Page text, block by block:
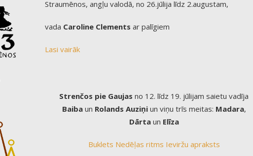
Straumēnos, angļu valodā, no 26.jūlija līdz 2.augustam,
vada Caroline Clements ar palīgiem
Lasi vairāk
Strenčos pie Gaujas no 12. līdz 19. jūlijam saietu vadīja
Baibaun Rolands Auziņiun viņu trīs meitas: Madara,
Dārtaun Elīza
Buklets Nedēļas ritms Ieviržu apraksts